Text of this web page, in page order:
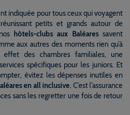
indiquée pour tous ceux qui voyagent
petits et grands autour de
hôtels-clubs aux Baléaressavent
aux autres des moments rien qu’à
des chambres familiales, une
spécifiques pour les juniors. Et
évitez les dépenses inutiles en
en all inclusive. C’est l’assurance
sans les regretter une fois de retour